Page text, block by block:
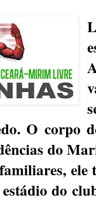
O corpo
do
ele
do